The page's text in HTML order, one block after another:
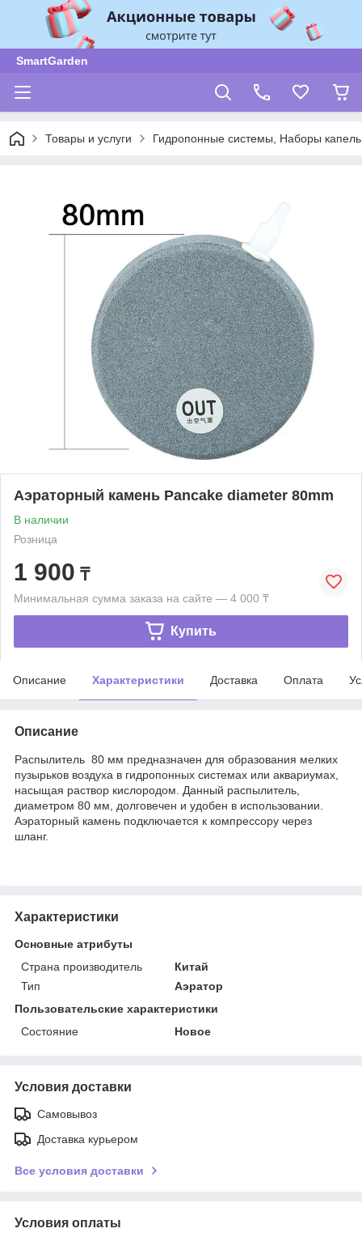
SmartGarden
Товары и услуги Гидропонные системы, Наборы
Аэраторный камень Pancake diameter 80mm
В наличии
Розница
1 900 ₸
Минимальная сумма заказа на сайте — 4 000 ₸
Купить
Описание Характеристики Доставка Оплата
Описание
Распылитель 80 мм предназначен для образования мелких
пузырьков воздуха в гидропонных системах или аквариумах,
насыщая раствор кислородом. Данный распылитель,
диаметром 80 мм, долговечен и удобен в использовании.
Аэраторный камень подключается к компрессору через
шланг.
Характеристики
Основные атрибуты
Страна производитель
Китай
Тип
Аэратор
Пользовательские характеристики
Состояние
Новое
Условия доставки
Самовывоз
Доставка курьером
Все условия доставки
Условия оплаты